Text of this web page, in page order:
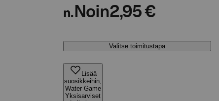
n. Noin2,95 €
Valitse toimitustapa
Lisää
suosikkeihin,
Water Game
Yksisarviset